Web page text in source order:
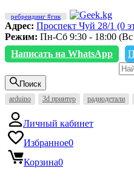
ребрендинг #гик
Адрес: Проспект Чуй 28/1 (0
Режим: Пн-Сб 9:30 - 18:00
Написать на WhatsApp
Поиск
arduino 3d принтер радиодетали
Личный кабинет
Избранное0
Корзина0